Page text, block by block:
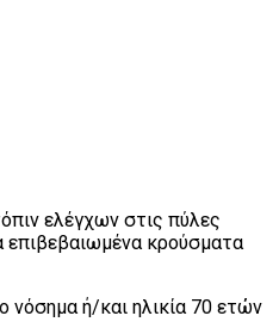
ελέγχων στις πύλες
επιβεβαιωμένα κρούσματα
νόσημα ή/και ηλικία 70 ετών